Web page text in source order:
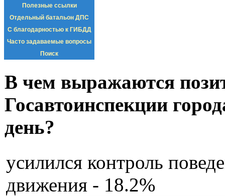
Полезные ссылки
Отдельный батальон ДПС
С благодарностью к ГИБДД
Часто задаваемые вопросы
Поиск
В чем выражаются
Госавтоинспекции
день?
усилился контроль
движения - 18.2%